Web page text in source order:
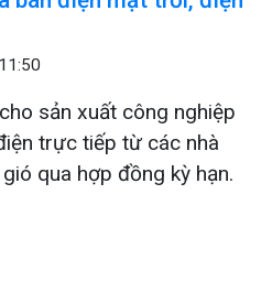
sản xuất công nghiệp
trực tiếp từ các nhà
qua hợp đồng kỳ hạn.